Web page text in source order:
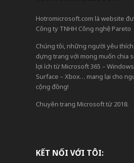
Hotromicrosoft.com là website
Công ty TNHH Công nghệ Pareto
Chúng tôi, những người yêu
dựng trang với mong muốn chia
lợi ích từ Microsoft 365 –
Surface – Xbox… mang lại cho
cộng đồng!
Chuyên trang Microsoft từ 2018.
KẾT NỐI VỚI TÔI: